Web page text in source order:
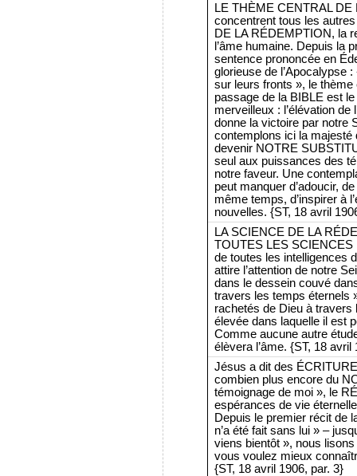
LE THÈME CENTRAL DE
concentrent tous les
DE LA RÉDEMPTION, la
l’âme humaine. Depuis la
sentence prononcée en
glorieuse de l’Apocalypse
sur leurs fronts », le
passage de la BIBLE est
merveilleux : l’élévation
donne la victoire par notre
contemplons ici la majesté
devenir NOTRE
seul aux puissances des
notre faveur. Une
peut manquer d’adoucir,
même temps, d’inspirer à
nouvelles. {ST, 18 avril
LA SCIENCE DE LA
TOUTES LES SCIENCES
de toutes les intelligences
attire l’attention de notre
dans le dessein couvé
travers les temps éternels
rachetés de Dieu à travers
élevée dans laquelle il est
Comme aucune autre
élèvera l’âme. {ST, 18 avril
Jésus a dit des
combien plus encore du
témoignage de moi », le
espérances de vie
Depuis le premier récit de
n’a été fait sans lui » –
viens bientôt », nous
vous voulez mieux
{ST, 18 avril 1906, par. 3}